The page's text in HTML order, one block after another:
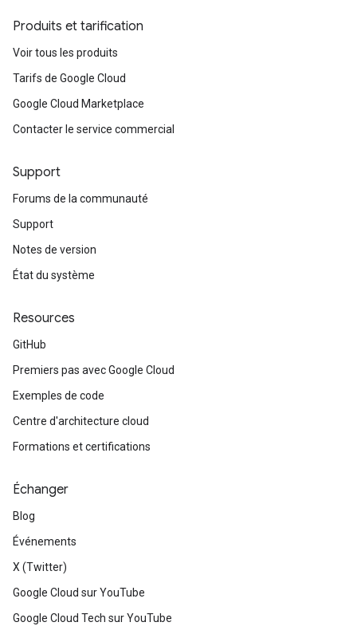
Produits et tarification
Voir tous les produits
Tarifs de Google Cloud
Google Cloud Marketplace
Contacter le service commercial
Support
Forums de la communauté
Support
Notes de version
État du système
Resources
GitHub
Premiers pas avec Google Cloud
Exemples de code
Centre d'architecture cloud
Formations et certifications
Échanger
Blog
Événements
X (Twitter)
Google Cloud sur YouTube
Google Cloud Tech sur YouTube